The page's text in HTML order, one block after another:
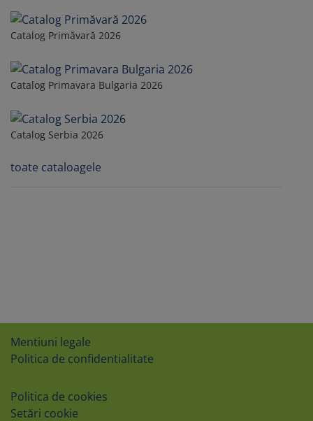
Catalog Primăvară 2026
Catalog Primavara Bulgaria 2026
Catalog Serbia 2026
toate cataloagele
Mentiuni legale
Politica de confidentialitate
Politica de cookies
Setări cookie